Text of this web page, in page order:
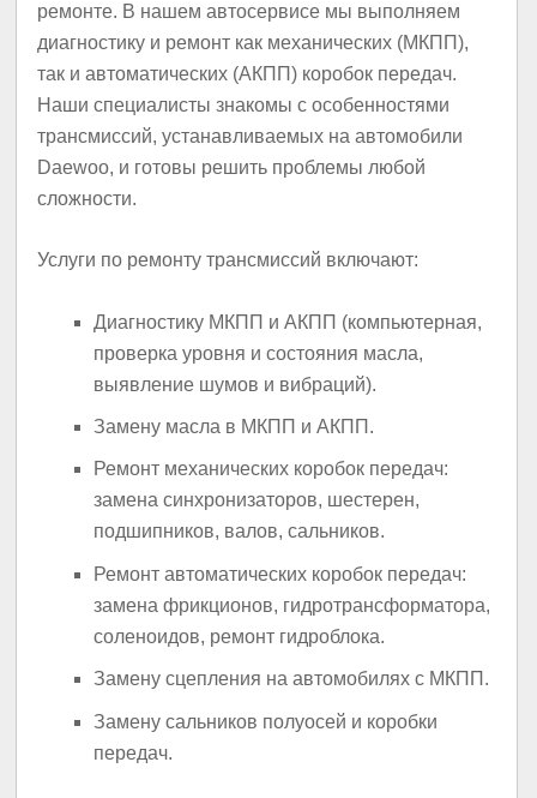
ремонте. В нашем автосервисе мы выполняем
диагностику и ремонт как механических (МКПП),
так и автоматических (АКПП) коробок передач.
Наши специалисты знакомы с особенностями
трансмиссий, устанавливаемых на автомобили
Daewoo, и готовы решить проблемы любой
сложности.
Услуги по ремонту трансмиссий включают:
Диагностику МКПП и АКПП (компьютерная,
проверка уровня и состояния масла,
выявление шумов и вибраций).
Замену масла в МКПП и АКПП.
Ремонт механических коробок передач:
замена синхронизаторов, шестерен,
подшипников, валов, сальников.
Ремонт автоматических коробок передач:
замена фрикционов, гидротрансформатора,
соленоидов, ремонт гидроблока.
Замену сцепления на автомобилях с МКПП.
Замену сальников полуосей и коробки
передач.